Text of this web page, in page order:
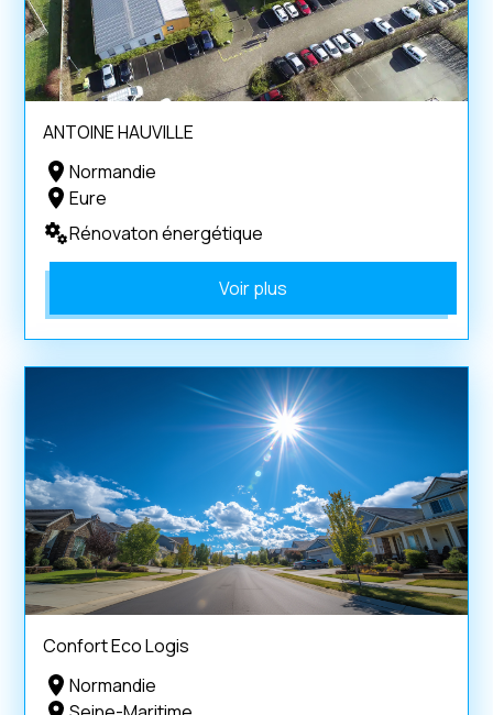
ANTOINE HAUVILLE
Normandie
Eure
Rénovaton énergétique
Voir plus
Confort Eco Logis
Normandie